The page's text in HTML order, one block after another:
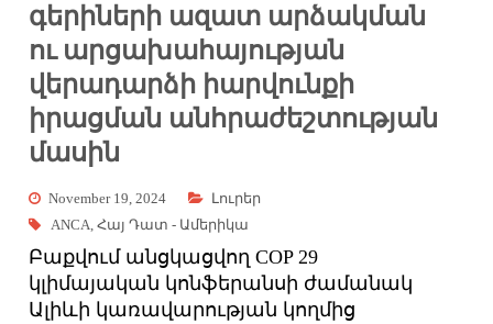
գերիների ազատ արձակման
ու արցախահայության
վերադարձի իարվունքի
իրացման անհրաժեշտության
մասին
November 19, 2024
Լուրեր
ANCA,Հայ Դատ - Ամերիկա
Բաքվում անցկացվող COP 29
կլիմայական կոնֆերանսի ժամանակ
Ալիևի կառավարության կողմից